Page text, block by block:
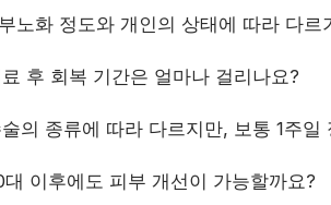
노화 정도와 개인의 상태에 따라 다
후 회복 기간은 얼마나 걸리나요?
의 종류에 따라 다르지만, 보통 1주
대 이후에도 피부 개선이 가능할까요?